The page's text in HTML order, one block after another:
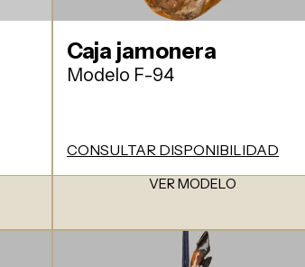
Caja jamonera
Modelo F-94
CONSULTAR DISPONIBILIDAD
VER MODELO